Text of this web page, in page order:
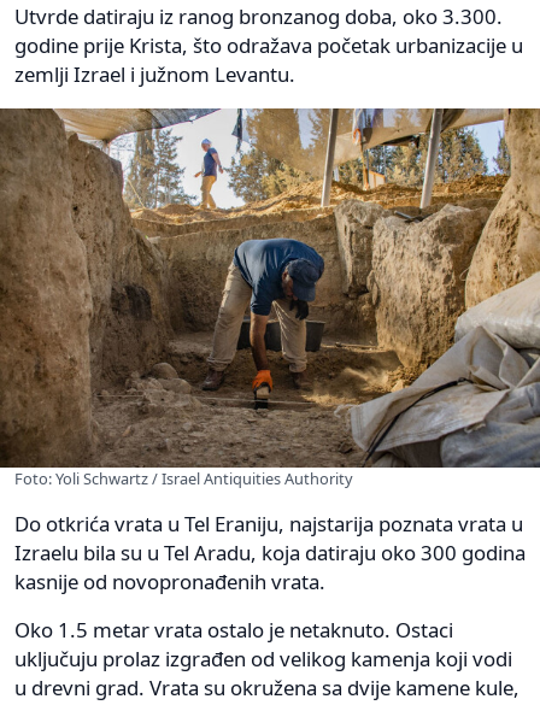
Utvrde datiraju iz ranog bronzanog doba, oko 3.300.
godine prije Krista, što odražava početak urbanizacije u
zemlji Izrael i južnom Levantu.
Foto: Yoli Schwartz / Israel Antiquities Authority
Do otkrića vrata u Tel Eraniju, najstarija poznata vrata u
Izraelu bila su u Tel Aradu, koja datiraju oko 300 godina
kasnije od novopronađenih vrata.
Oko 1.5 metar vrata ostalo je netaknuto. Ostaci
uključuju prolaz izgrađen od velikog kamenja koji vodi
u drevni grad. Vrata su okružena sa dvije kamene kule,